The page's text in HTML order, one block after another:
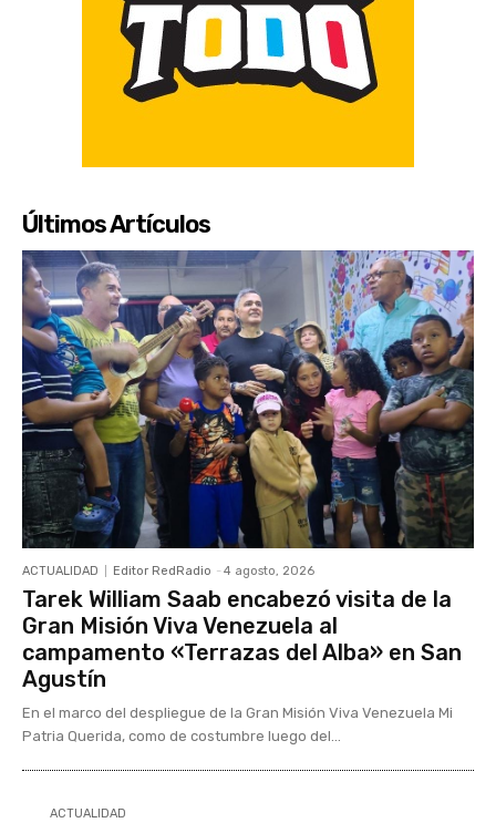
Últimos Artículos
ACTUALIDAD Editor RedRadio - 4 agosto, 2026
Tarek William Saab encabezó visita de la
Gran Misión Viva Venezuela al
campamento «Terrazas del Alba» en San
Agustín
En el marco del despliegue de la Gran Misión Viva Venezuela Mi
Patria Querida, como de costumbre luego del...
ACTUALIDAD